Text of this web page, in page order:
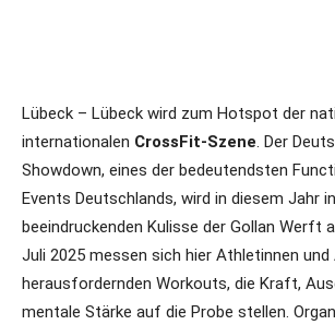
Lübeck – Lübeck wird zum Hotspot der
internationalen CrossFit-Szene. Der
Showdown, eines der bedeutendsten
Events Deutschlands, wird in diesem Jahr
beeindruckenden Kulisse der Gollan Werft
Juli 2025 messen sich hier Athletinnen
herausfordernden Workouts, die Kraft,
mentale Stärke auf die Probe stellen.